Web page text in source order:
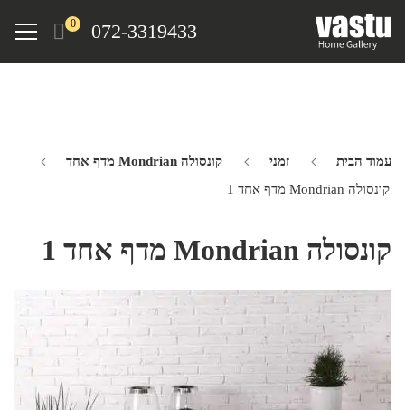
072-3319433
0
Menu
עמוד הבית זמני
קונסולה Mondrian מדף אחד
קונסולה Mondrian מדף אחד 1
קונסולה Mondrian מדף אחד 1